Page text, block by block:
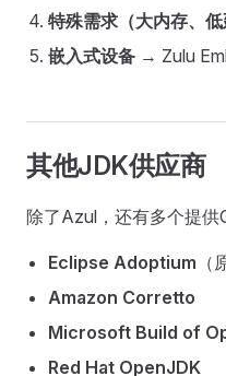
特殊需求（大内存、低
嵌入式设备 → Zulu
其他JDK供应商
除了Azul，还有多个提供
Eclipse Adoptium
Amazon Corretto
Microsoft Build of
Red Hat OpenJDK